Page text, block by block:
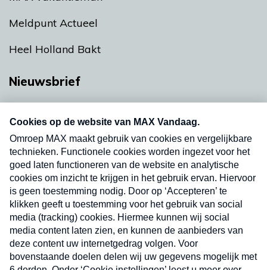
Meldpunt Actueel
Heel Holland Bakt
Nieuwsbrief
nieuwsbrief. Elke vrijdag- en dinsdagochtend in
uw mailbox.
Verzend